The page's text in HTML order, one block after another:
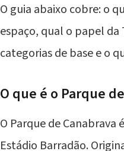
O guia abaixo cobre: o
espaço, qual o papel
categorias de base e o
O que é o Parque
O Parque de
Estádio Barradão.